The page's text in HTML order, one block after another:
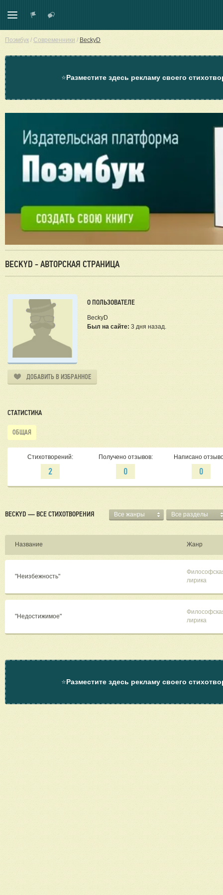
Поэмбук / Современники / BeckyD
⭐Разместите здесь рекламу своего
BECKYD - АВТОРСКАЯ СТРАНИЦА
О ПОЛЬЗОВАТЕЛЕ
BeckyD
Был на сайте: 3 дня назад.
ДОБАВИТЬ В ИЗБРАННОЕ
СТАТИСТИКА
ОБЩАЯ
Стихотворений:
2
Получено отзывов:
0
Написано
0
BECKYD — ВСЕ СТИХОТВОРЕНИЯ Все жанры Все разделы
Название Жанр
"Неизбежность"
лирика
"Недостижимое"
лирика
⭐Разместите здесь рекламу своего